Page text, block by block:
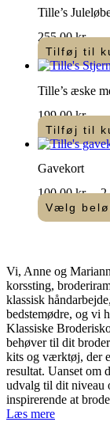
Tille’s
255,00kr.
Tilføj til
Tille’s æske
199,00kr.
Tilføj til
Gavekort
100,00kr. –
Vælg
Dette
varianter.
Mulighederne
kan
vælges
på
varesiden
Vi, Anne og
korssting,
klassisk
bedstemødre, og vi
Klassiske
behøver til dit
kits og værktøj, der
resultat. Uanset om
udvalg til dit niveau
inspirerende at
Læs mere